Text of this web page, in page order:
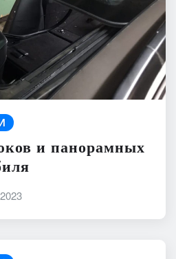
и панорамных